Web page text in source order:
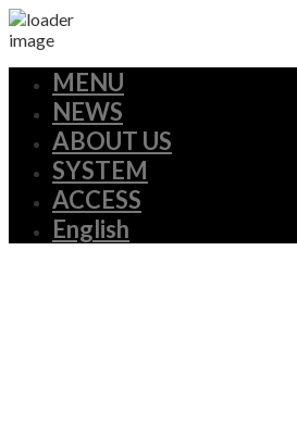
MENU
NEWS
ABOUT US
SYSTEM
ACCESS
English